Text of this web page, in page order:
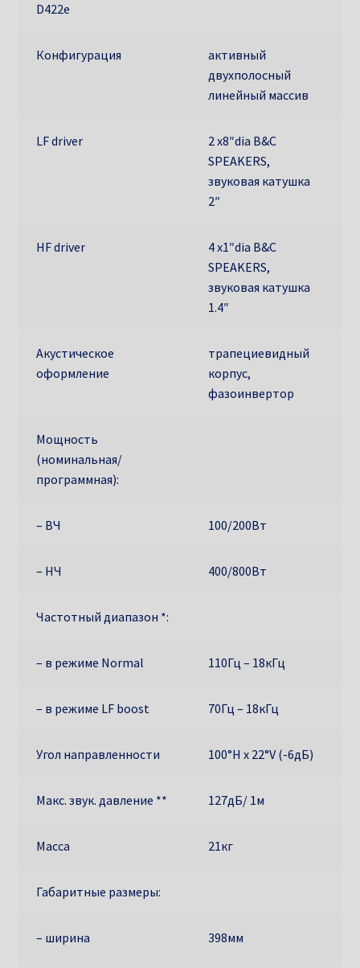
D422e
Конфигурация
активный
двухполосный
линейный массив
LF driver
2 x8″dia B&C
SPEAKERS,
звуковая катушка
2″
HF driver
4 x1″dia B&C
SPEAKERS,
звуковая катушка
1.4″
Акустическое
оформление
трапециевидный
корпус,
фазоинвертор
Мощность
(номинальная/
программная):
– ВЧ 100/200Вт
– НЧ 400/800Вт
Частотный диапазон *:
– в режиме Normal 110Гц – 18кГц
– в режиме LF boost 70Гц – 18кГц
Угол направленности 100°H x 22°V (-6дБ)
Макс. звук. давление ** 127дБ/ 1м
Масса 21кг
Габаритные размеры:
– ширина 398мм